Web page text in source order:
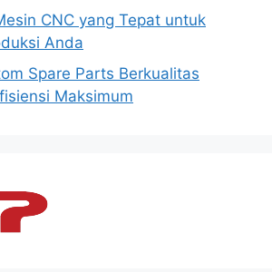
CNC yang Tepat untuk
Anda
Spare Parts Berkualitas
Maksimum